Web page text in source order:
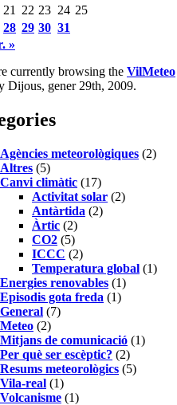
21 22 23 24 25
28 29 30 31
»
currently browsing the VilMeteo
Dijous, gener 29th, 2009.
Agències meteorològiques (2)
Altres (5)
Canvi climàtic (17)
Activitat solar (2)
Antàrtida (2)
Àrtic (2)
CO2 (5)
ICCC (2)
Temperatura global (1)
Energies renovables (1)
Episodis gota freda (1)
General (7)
Meteo (2)
Mitjans de comunicació (1)
Per què ser escèptic? (2)
Resums meteorològics (5)
Vila-real (1)
Volcanisme (1)